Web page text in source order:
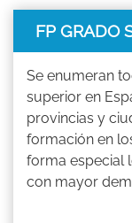
FP GRADO
Se enumeran
superior en
provincias y
formación en
forma especial
con mayor